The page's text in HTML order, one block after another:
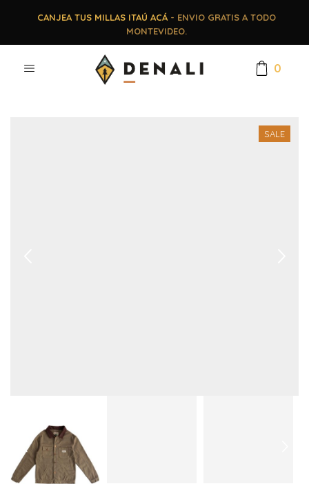
CANJEA TUS MILLAS ITAÚ ACÁ- ENVIO GRATIS A TODO
MONTEVIDEO.
0
SALE